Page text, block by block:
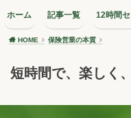
ホーム 記事一覧 12時間
HOME 保険営業の本質
短時間で、楽しく